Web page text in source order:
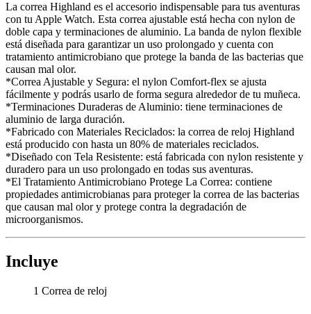
La correa Highland es el accesorio indispensable para tus aventuras
con tu Apple Watch. Esta correa ajustable está hecha con nylon de
doble capa y terminaciones de aluminio. La banda de nylon flexible
está diseñada para garantizar un uso prolongado y cuenta con
tratamiento antimicrobiano que protege la banda de las bacterias que
causan mal olor.
*Correa Ajustable y Segura: el nylon Comfort-flex se ajusta
fácilmente y podrás usarlo de forma segura alrededor de tu muñeca.
*Terminaciones Duraderas de Aluminio: tiene terminaciones de
aluminio de larga duración.
*Fabricado con Materiales Reciclados: la correa de reloj Highland
está producido con hasta un 80% de materiales reciclados.
*Diseñado con Tela Resistente: está fabricada con nylon resistente y
duradero para un uso prolongado en todas sus aventuras.
*El Tratamiento Antimicrobiano Protege La Correa: contiene
propiedades antimicrobianas para proteger la correa de las bacterias
que causan mal olor y protege contra la degradación de
microorganismos.
Incluye
1 Correa de reloj